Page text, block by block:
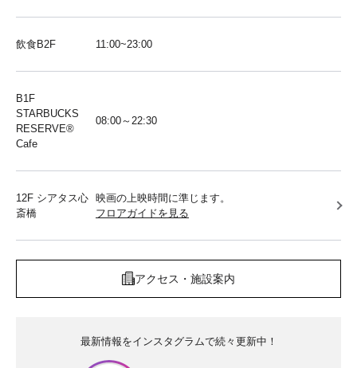
飲食B2F 11:00~23:00
B1F
STARBUCKS
RESERVE®︎
Cafe
08:00～22:30
12F シアタス心
斎橋
映画の上映時間に準じます。
フロアガイドを見る
アクセス・施設案内
最新情報をインスタグラムで続々更新中！